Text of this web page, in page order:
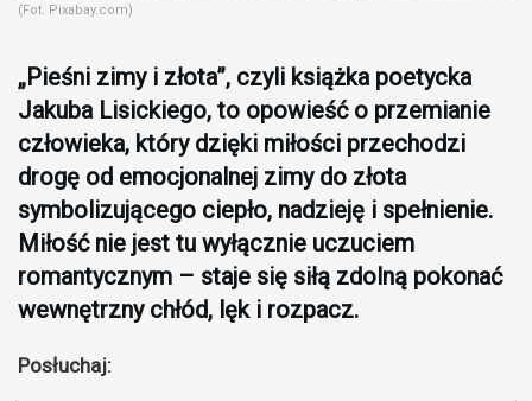
(Fot. Pixabay.com)
„Pieśni zimy i złota”, czyli książka poetycka
Jakuba Lisickiego, to opowieść o przemianie
człowieka, który dzięki miłości przechodzi
drogę od emocjonalnej zimy do złota
symbolizującego ciepło, nadzieję i spełnienie.
Miłość nie jest tu wyłącznie uczuciem
romantycznym – staje się siłą zdolną pokonać
wewnętrzny chłód, lęk i rozpacz.
Posłuchaj: